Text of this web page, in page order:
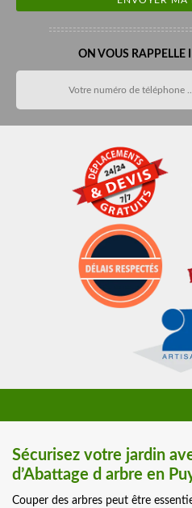
ON VOUS RAPPELLE
Sécurisez votre jardin
d’Abattage d arbre en
Couper des arbres peut être